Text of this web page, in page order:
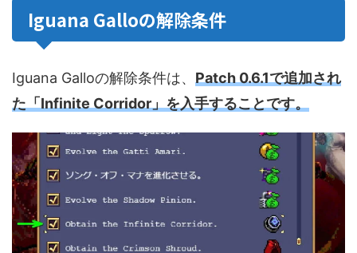
Iguana Galloの解除条件
Iguana Galloの解除条件は、 Patch 0.6.1で追加され
た「Infinite Corridor」を入手することです。